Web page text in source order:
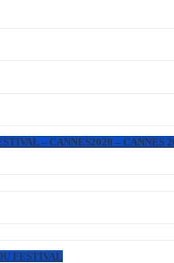
– CANNES2020 – CANNES
FESTIVAL